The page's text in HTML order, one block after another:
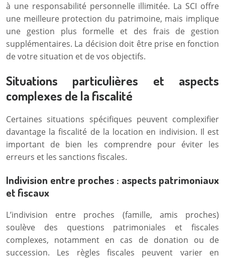
à une responsabilité personnelle illimitée. La SCI offre
une meilleure protection du patrimoine, mais implique
une gestion plus formelle et des frais de gestion
supplémentaires. La décision doit être prise en fonction
de votre situation et de vos objectifs.
Situations particulières et aspects
complexes de la fiscalité
Certaines situations spécifiques peuvent complexifier
davantage la fiscalité de la location en indivision. Il est
important de bien les comprendre pour éviter les
erreurs et les sanctions fiscales.
Indivision entre proches : aspects patrimoniaux
et fiscaux
L’indivision entre proches (famille, amis proches)
soulève des questions patrimoniales et fiscales
complexes, notamment en cas de donation ou de
succession. Les règles fiscales peuvent varier en